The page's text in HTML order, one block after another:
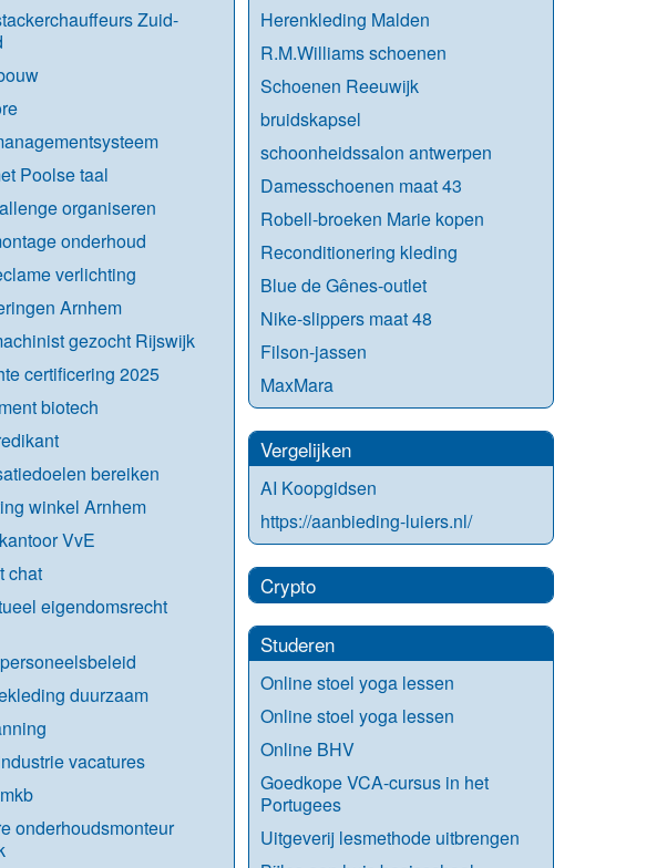
Zuid-
Poolse taal
organiseren
onderhoud
verlichting
Arnhem
gezocht Rijswijk
certificering 2025
biotech
bereiken
winkel Arnhem
VvE
chat
eigendomsrecht
duurzaam
vacatures
onderhoudsmonteur
Herenkleding Malden
R.M.Williams schoenen
Schoenen Reeuwijk
bruidskapsel
schoonheidssalon antwerpen
Damesschoenen maat 43
Robell-broeken Marie kopen
Reconditionering kleding
Blue de Gênes-outlet
Nike-slippers maat 48
Filson-jassen
MaxMara
Vergelijken
AI Koopgidsen
https://aanbieding-luiers.nl/
Crypto
Studeren
Online stoel yoga lessen
Online stoel yoga lessen
Online BHV
Goedkope VCA-cursus in het
Portugees
Uitgeverij lesmethode uitbrengen